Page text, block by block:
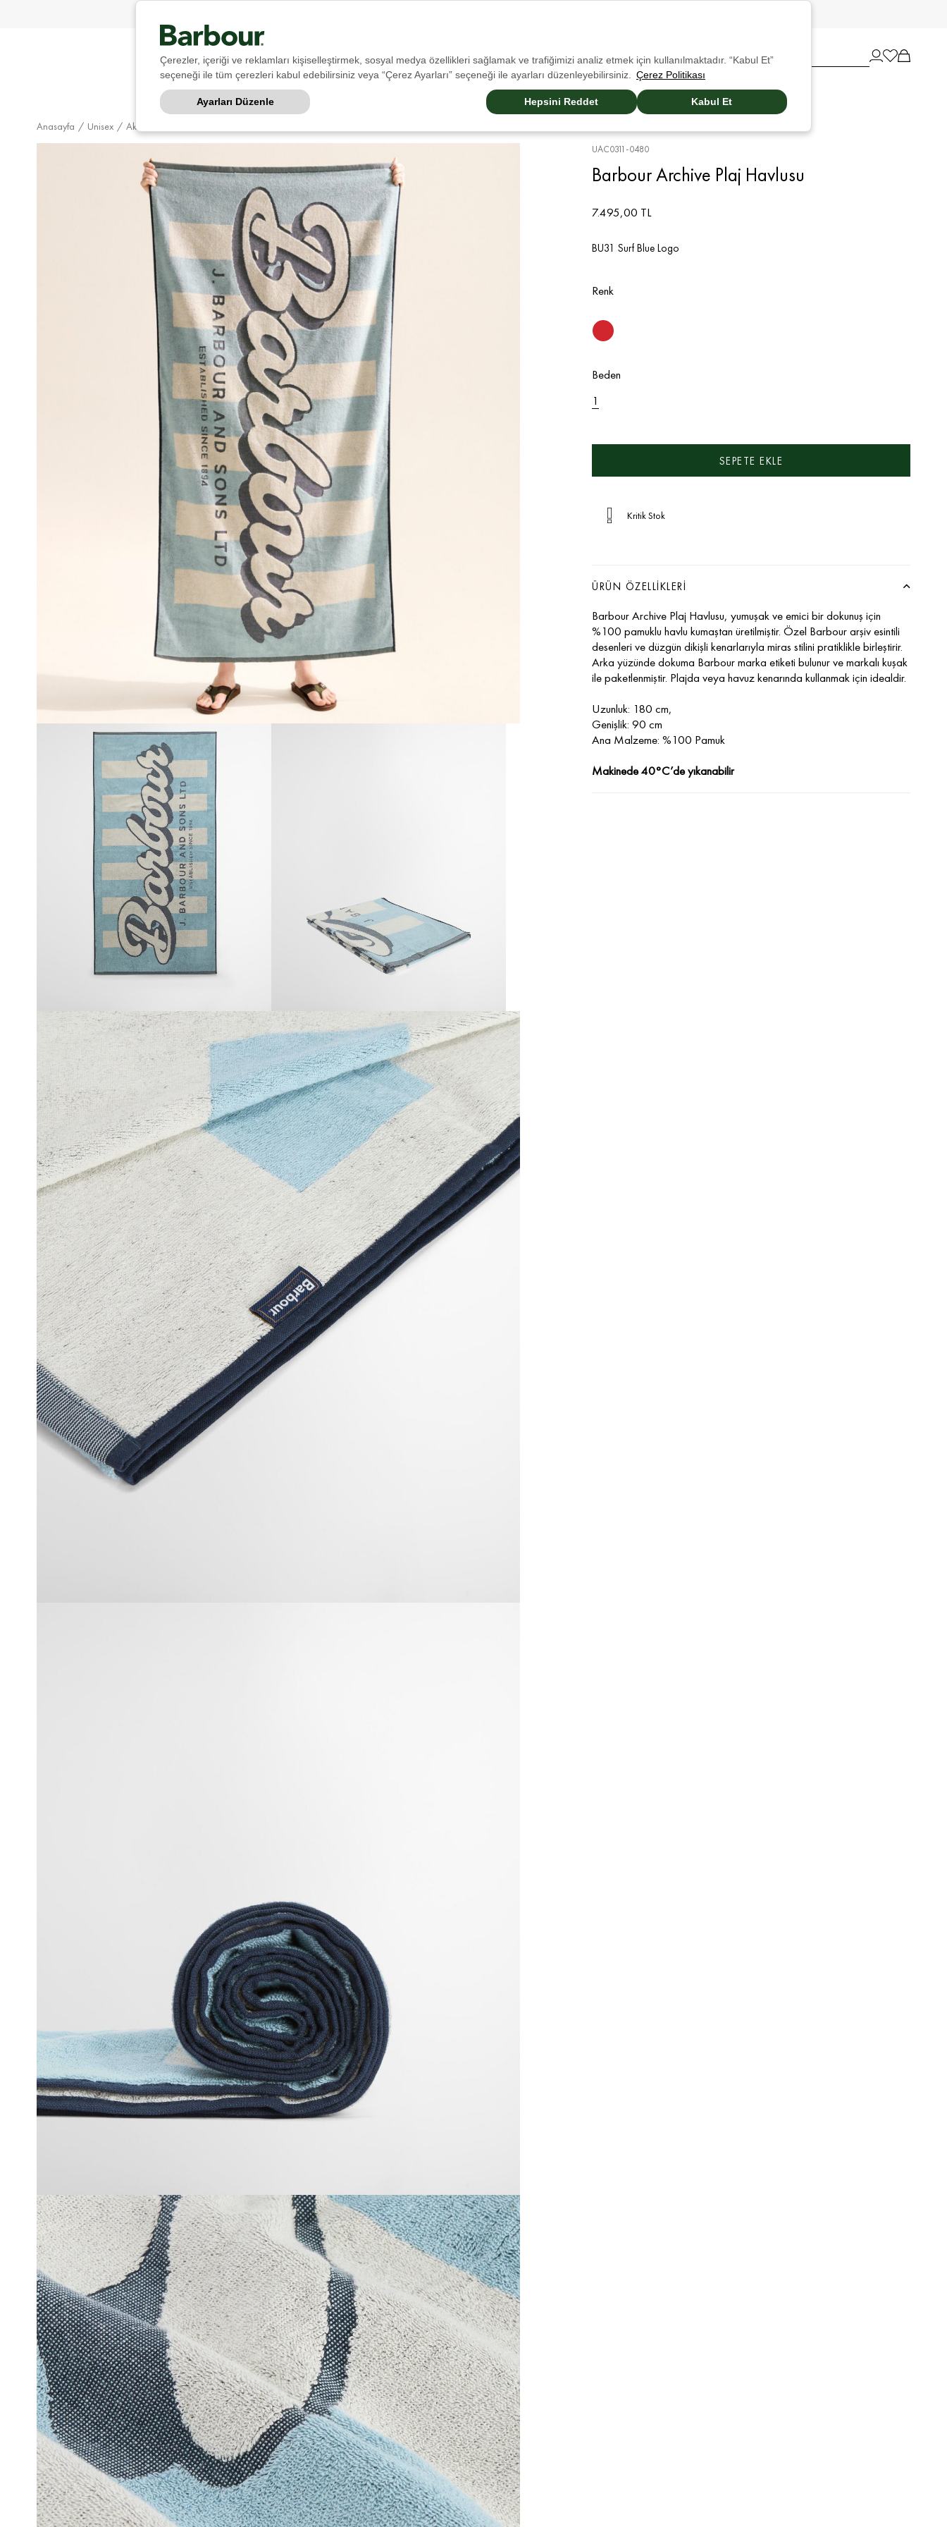
Çerezler, içeriği ve reklamları kişiselleştirmek, sosyal medya özellikleri sağlamak ve trafiğimizi analiz etmek için kullanılmaktadır. “Kabul Et”
seçeneği ile tüm çerezleri kabul edebilirsiniz veya “Çerez Ayarları” seçeneği ile ayarları düzenleyebilirsiniz.
Çerez Politikası
Ayarları Düzenle Hepsini Reddet Kabul Et
Barbour DogsBarbour Internatıonal
Anasayfa Unisex Aksesuar
UAC0311-0480
Barbour Archive Plaj Havlusu
7.495,00 TL
BU31 Surf Blue Logo
Renk
Beden
1
Kritik Stok
ÜRÜN ÖZELLIKLERI
Barbour Archive Plaj Havlusu, yumuşak ve emici bir dokunuş için
%100 pamuklu havlu kumaştan üretilmiştir. Özel Barbour arşiv esintili
desenleri ve düzgün dikişli kenarlarıyla miras stilini pratiklikle birleştirir.
Arka yüzünde dokuma Barbour marka etiketi bulunur ve markalı kuşak
ile paketlenmiştir. Plajda veya havuz kenarında kullanmak için idealdir.
Uzunluk: 180 cm,
Genişlik: 90 cm
Ana Malzeme: %100 Pamuk
Makinede 40°C’de yıkanabilir